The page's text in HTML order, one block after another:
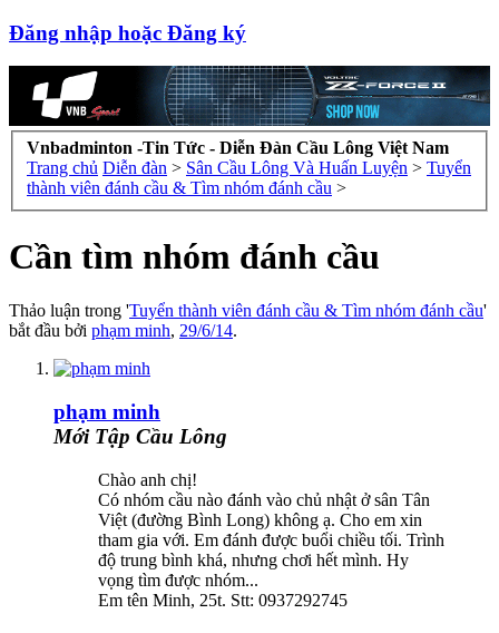
Đăng nhập hoặc Đăng ký
Vnbadminton -Tin Tức - Diễn Đàn Cầu Lông Việt Nam
Trang chủ Diễn đàn > Sân Cầu Lông Và Huấn Luyện > Tuyển
thành viên đánh cầu & Tìm nhóm đánh cầu >
Cần tìm nhóm đánh cầu
Thảo luận trong 'Tuyển thành viên đánh cầu & Tìm nhóm đánh cầu'
bắt đầu bởi phạm minh, 29/6/14.
phạm minh
Mới Tập Cầu Lông
Chào anh chị!
Có nhóm cầu nào đánh vào chủ nhật ở sân Tân
Việt (đường Bình Long) không ạ. Cho em xin
tham gia với. Em đánh được buổi chiều tối. Trình
độ trung bình khá, nhưng chơi hết mình. Hy
vọng tìm được nhóm...
Em tên Minh, 25t. Stt: 0937292745